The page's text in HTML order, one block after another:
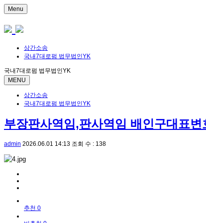
Menu
상간소송
국내7대로펌 법무법인YK
국내7대로펌 법무법인YK
MENU
상간소송
국내7대로펌 법무법인YK
부장판사역임,판사역임 배인구대표변
admin 2026.06.01 14:13 조회 수 : 138
추천 0